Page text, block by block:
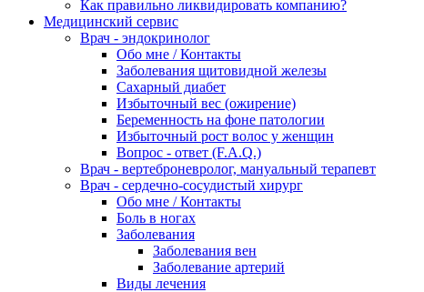
Как правильно ликвидировать компанию?
Медицинский сервис
Врач - эндокринолог
Обо мне / Контакты
Заболевания щитовидной железы
Сахарный диабет
Избыточный вес (ожирение)
Беременность на фоне патологии
Избыточный рост волос у женщин
Вопрос - ответ (F.A.Q.)
Врач - вертеброневролог, мануальный терапевт
Врач - сердечно-сосудистый хирург
Обо мне / Контакты
Боль в ногах
Заболевания
Заболевания вен
Заболевание артерий
Виды лечения